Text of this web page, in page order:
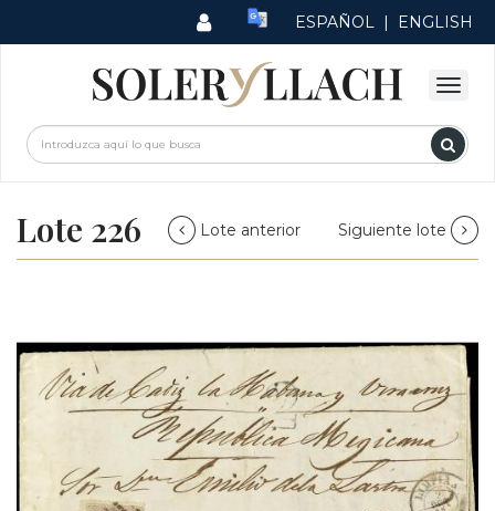
ESPAÑOL | ENGLISH
Lote 226 Lote anterior Siguiente lote